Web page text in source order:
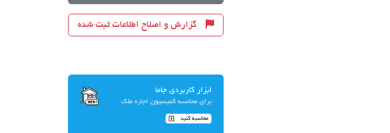
گزارش و اصلاح اطلاعات ثبت شده